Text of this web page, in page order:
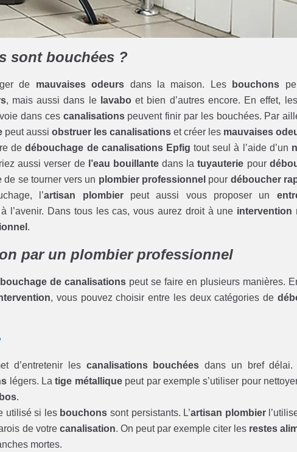
sont bouchées ?
de mauvaises odeurs dans la maison. Les bouchons
, mais aussi dans le lavaboet bien d’autres encore. En effet, les
dans ces canalisationspeuvent finir par les bouchées. Par
peut aussiobstruer les canalisations et créer les mauvaises
dedébouchage de canalisations Epfig tout seul à l’aide d’un
aussi verser de l’eau bouillantedans latuyauterie pour
de se tourner vers un plombier professionnel pour déboucher
l’artisan plombierpeut aussi vous proposer un
l’avenir. Dans tous les cas, vous aurez droit à une intervention
.
par un plombier professionnel
de canalisations peut se faire en plusieurs manières.
, vous pouvez choisir entre les deux catégories de
d’entretenir les canalisations bouchées dans un bref délai.
légers. Latige métalliquepeut par exemple s’utiliser pour
.
utilisé si les bouchons sont persistants. L’artisan plombier
de votre canalisation. On peut par exemple citer les restes
mortes.